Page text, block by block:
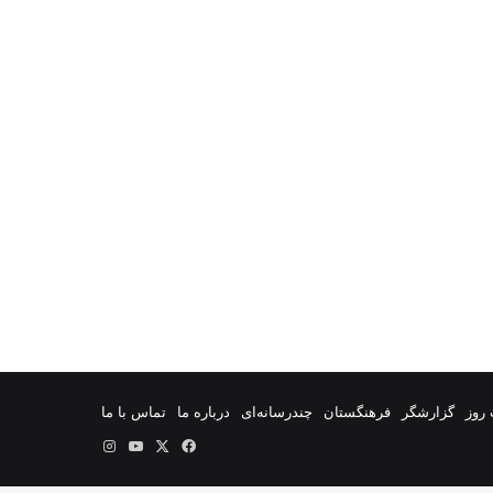
گزارشگر فرهنگستان چندرسانه‌ای درباره ما
تماس با ما
فیس
یوتیوب